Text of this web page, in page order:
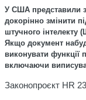
У США представили
докорінно змінити
штучного інтелекту
Якщо документ
виконувати функції
включаючи
Законопроєкт HR